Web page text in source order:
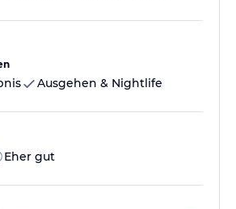
Ausgehen & Nightlife
Eher gut